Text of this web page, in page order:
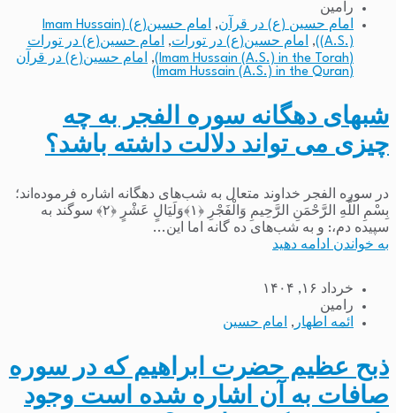
رامین
امام حسین (ع) در قرآن,
امام حسین(ع) (Imam Hussain
(A.S.))
, امام حسین(ع) در تورات, امام حسین(ع) در تورات
(Imam Hussain (A.S.) in the Torah)
, امام حسین(ع) در قرآن
(Imam Hussain (A.S.) in the Quran)
شبهای دهگانه سوره الفجر به چه
چیزی می تواند دلالت داشته باشد؟
در سوره الفجر خداوند متعال به شب‌های دهگانه اشاره فرموده‌اند؛
بِسْمِ اللَّهِ الرَّحْمَنِ الرَّحِیمِ وَالْفَجْرِ ﴿۱﴾وَلَیَالٍ عَشْرٍ ﴿۲﴾ سوگند به
سپیده دم،: و به شب‌های ده گانه اما این...
به خواندن ادامه دهید
خرداد ۱۶, ۱۴۰۴
رامین
ائمه اطهار , امام حسین
ذبح عظیم حضرت ابراهیم که در سوره
صافات به آن اشاره شده است وجود